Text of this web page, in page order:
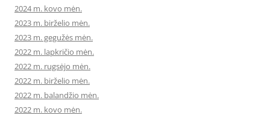
2024 m. kovo mėn.
2023 m. birželio mėn.
2023 m. gegužės mėn.
2022 m. lapkričio mėn.
2022 m. rugsėjo mėn.
2022 m. birželio mėn.
2022 m. balandžio mėn.
2022 m. kovo mėn.